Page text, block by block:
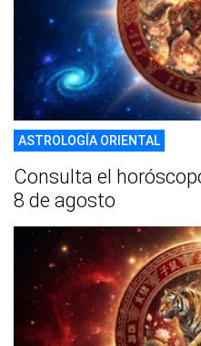
ASTROLOGÍA ORIENTAL
Consulta el
8 de agosto